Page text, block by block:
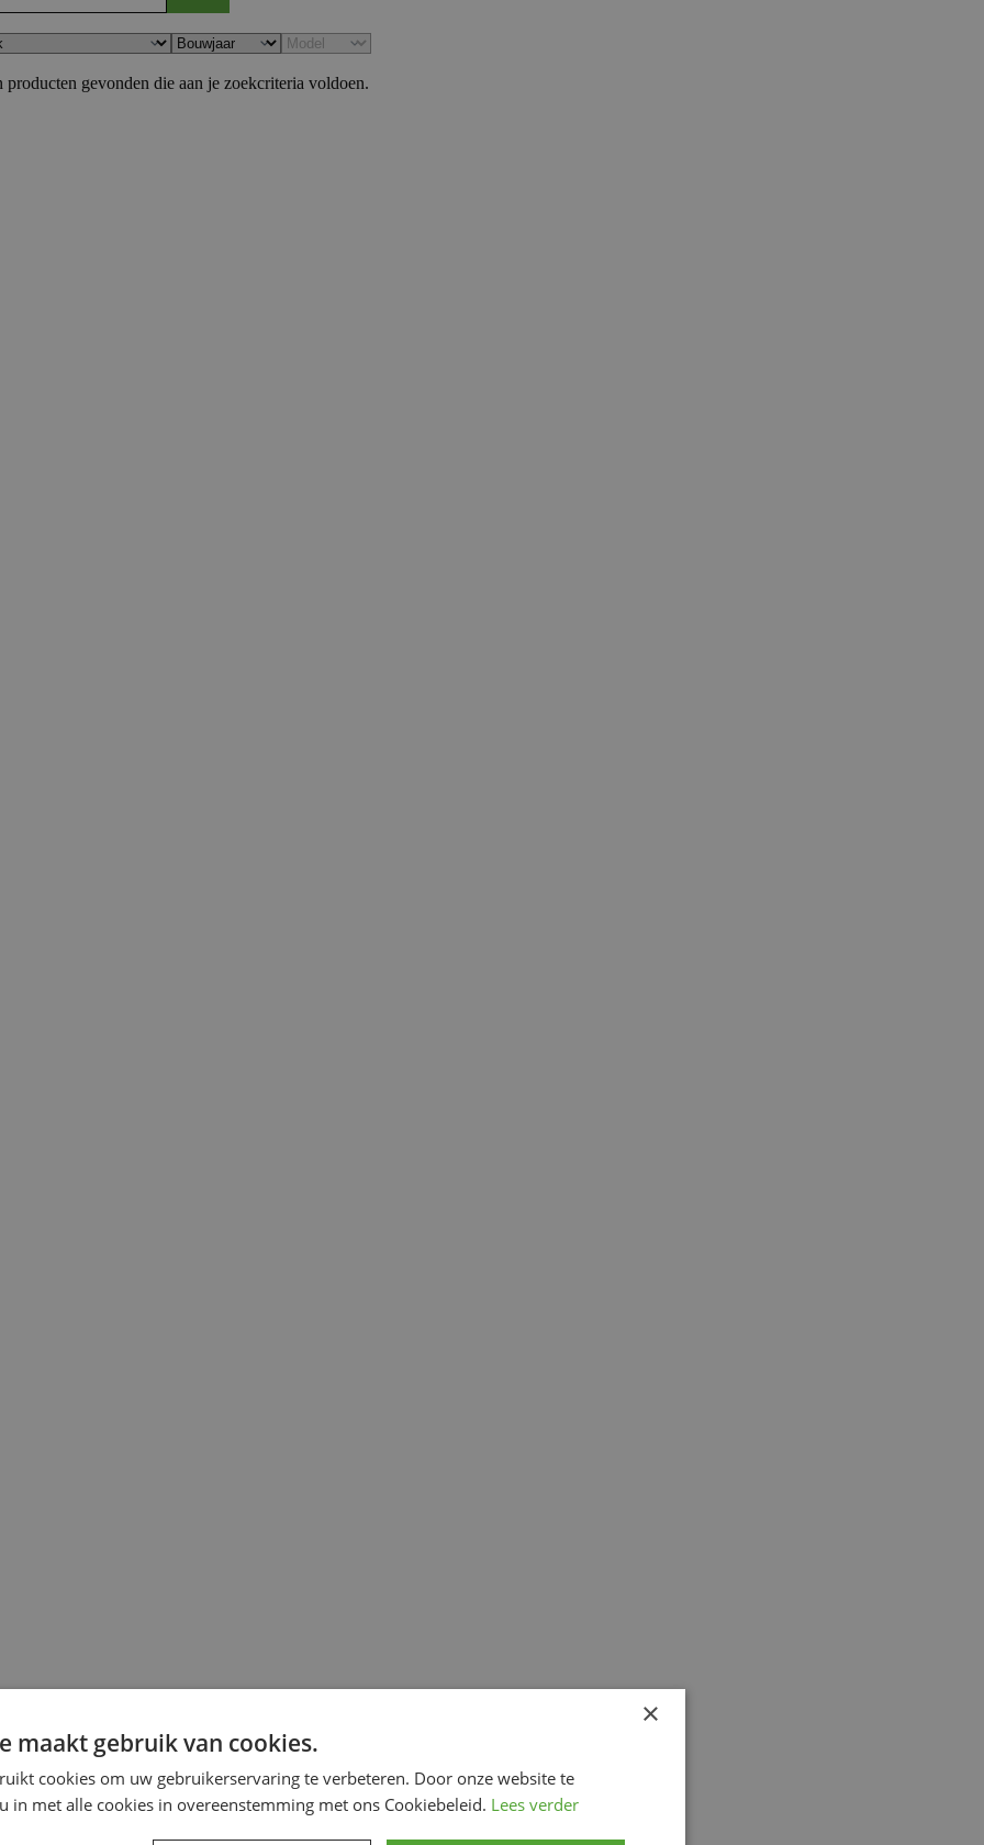
producten gevonden die aan je zoekcriteria voldoen.
×
maakt gebruik van cookies.
cookies om uw gebruikerservaring te verbeteren. Door onze website te
in met alle cookies in overeenstemming met ons Cookiebeleid. Lees verder